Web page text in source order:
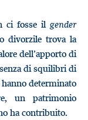
ci fosse il gender
divorzile trova la
dell’apporto di
di squilibri di
determinato
un patrimonio
ha contribuito.